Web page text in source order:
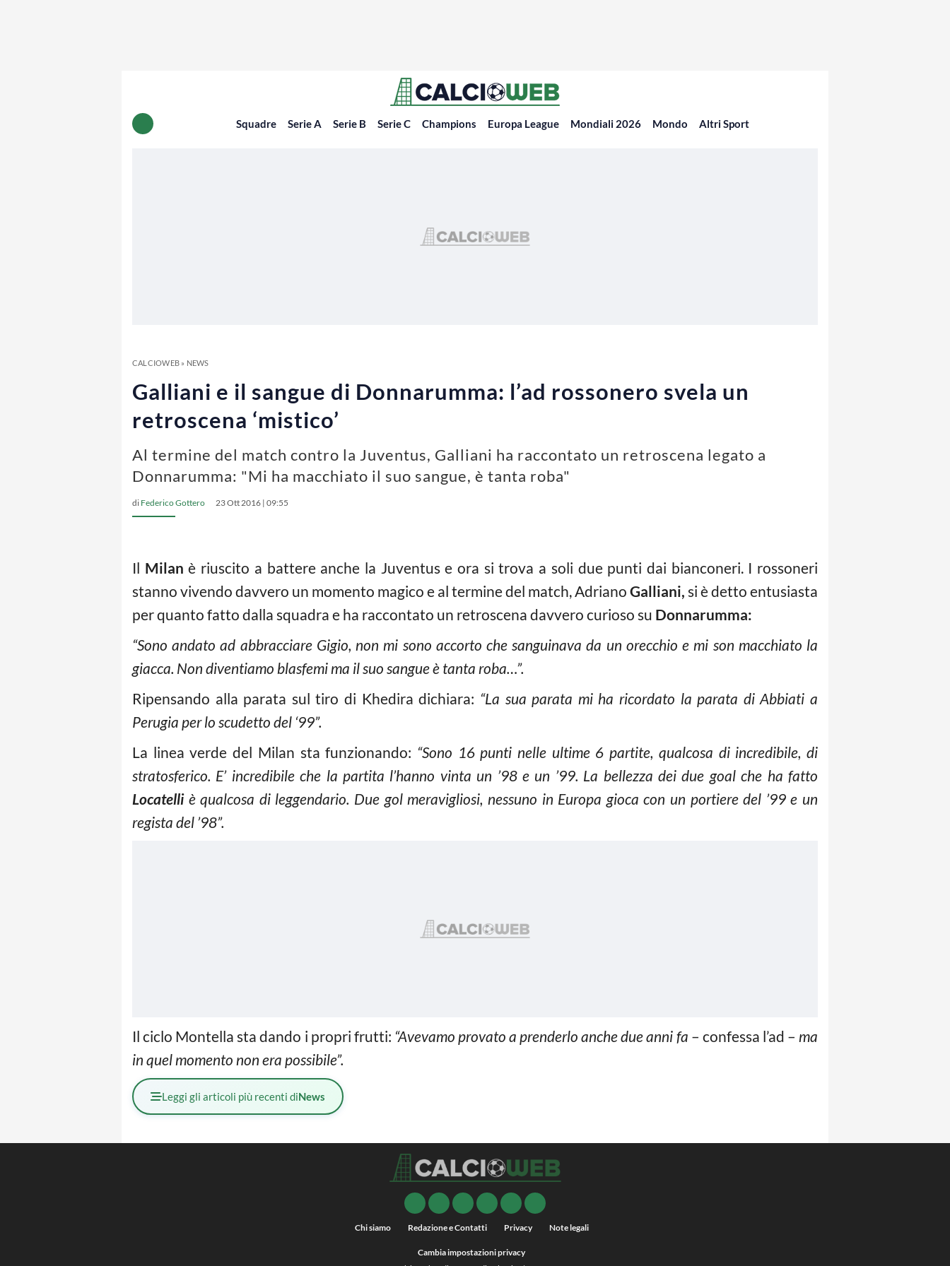
Squadre Serie A Serie B Serie C Champions Europa League Mondiali 2026 Mondo Altri Sport
CALCIOWEB» NEWS
Galliani e il sangue di Donnarumma: l’ad rossonero svela un
retroscena ‘mistico’
Al termine del match contro la Juventus, Galliani ha raccontato un retroscena legato a
Donnarumma: "Mi ha macchiato il suo sangue, è tanta roba"
di Federico Gottero 23 Ott 2016 | 09:55
Il Milan è riuscito a battere anche la Juventus e ora si trova a soli due punti dai bianconeri. I rossoneri
stanno vivendo davvero un momento magico e al termine del match, Adriano Galliani, si è detto entusiasta
per quanto fatto dalla squadra e ha raccontato un retroscena davvero curioso su Donnarumma:
“Sono andato ad abbracciare Gigio, non mi sono accorto che sanguinava da un orecchio e mi son macchiato la
giacca. Non diventiamo blasfemi ma il suo sangue è tanta roba…”.
Ripensando alla parata sul tiro di Khedira dichiara: “La sua parata mi ha ricordato la parata di Abbiati a
Perugia per lo scudetto del ‘99”.
La linea verde del Milan sta funzionando: “Sono 16 punti nelle ultime 6 partite, qualcosa di incredibile, di
stratosferico. E’ incredibile che la partita l’hanno vinta un ’98 e un ’99. La bellezza dei due goal che ha fatto
Locatelli è qualcosa di leggendario. Due gol meravigliosi, nessuno in Europa gioca con un portiere del ’99 e un
regista del ’98”.
Il ciclo Montella sta dando i propri frutti: “Avevamo provato a prenderlo anche due anni fa – confessa l’ad – ma
in quel momento non era possibile”.
Leggi gli articoli più recenti diNews
Chi siamo Redazione e Contatti Privacy Note legali
Cambia impostazioni privacy